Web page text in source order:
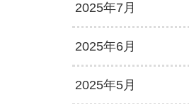
2025年7月
2025年6月
2025年5月